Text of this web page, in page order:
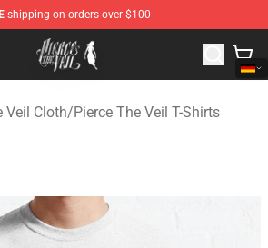
shipping on orders over $100
Store - Official Pierce The Veil
Veil Cloth/Pierce The Veil T-Shirts